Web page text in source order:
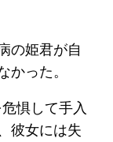
の姫君が自
かった。
惧して手入
彼女には失